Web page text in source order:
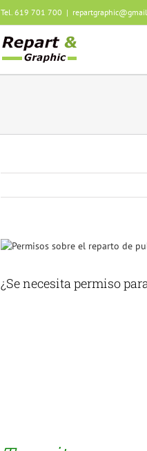
Tel. 619 701 700 |
Ver
grande
¿Se necesita permiso